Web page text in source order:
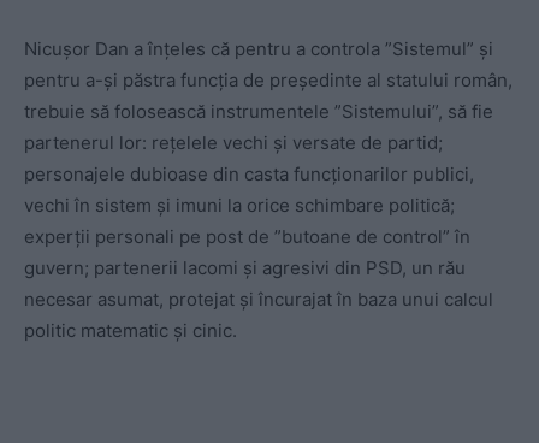
Nicușor Dan a înțeles că pentru a controla ”Sistemul” și
pentru a-și păstra funcția de președinte al statului român,
trebuie să folosească instrumentele ”Sistemului”, să fie
partenerul lor: rețelele vechi și versate de partid;
personajele dubioase din casta funcționarilor publici,
vechi în sistem și imuni la orice schimbare politică;
experții personali pe post de ”butoane de control” în
guvern; partenerii lacomi și agresivi din PSD, un rău
necesar asumat, protejat și încurajat în baza unui calcul
politic matematic și cinic.